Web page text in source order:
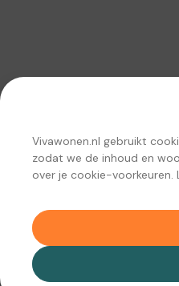
Vivawonen.nl gebruikt
zodat we de inhoud en
over je cookie-voorkeuren.